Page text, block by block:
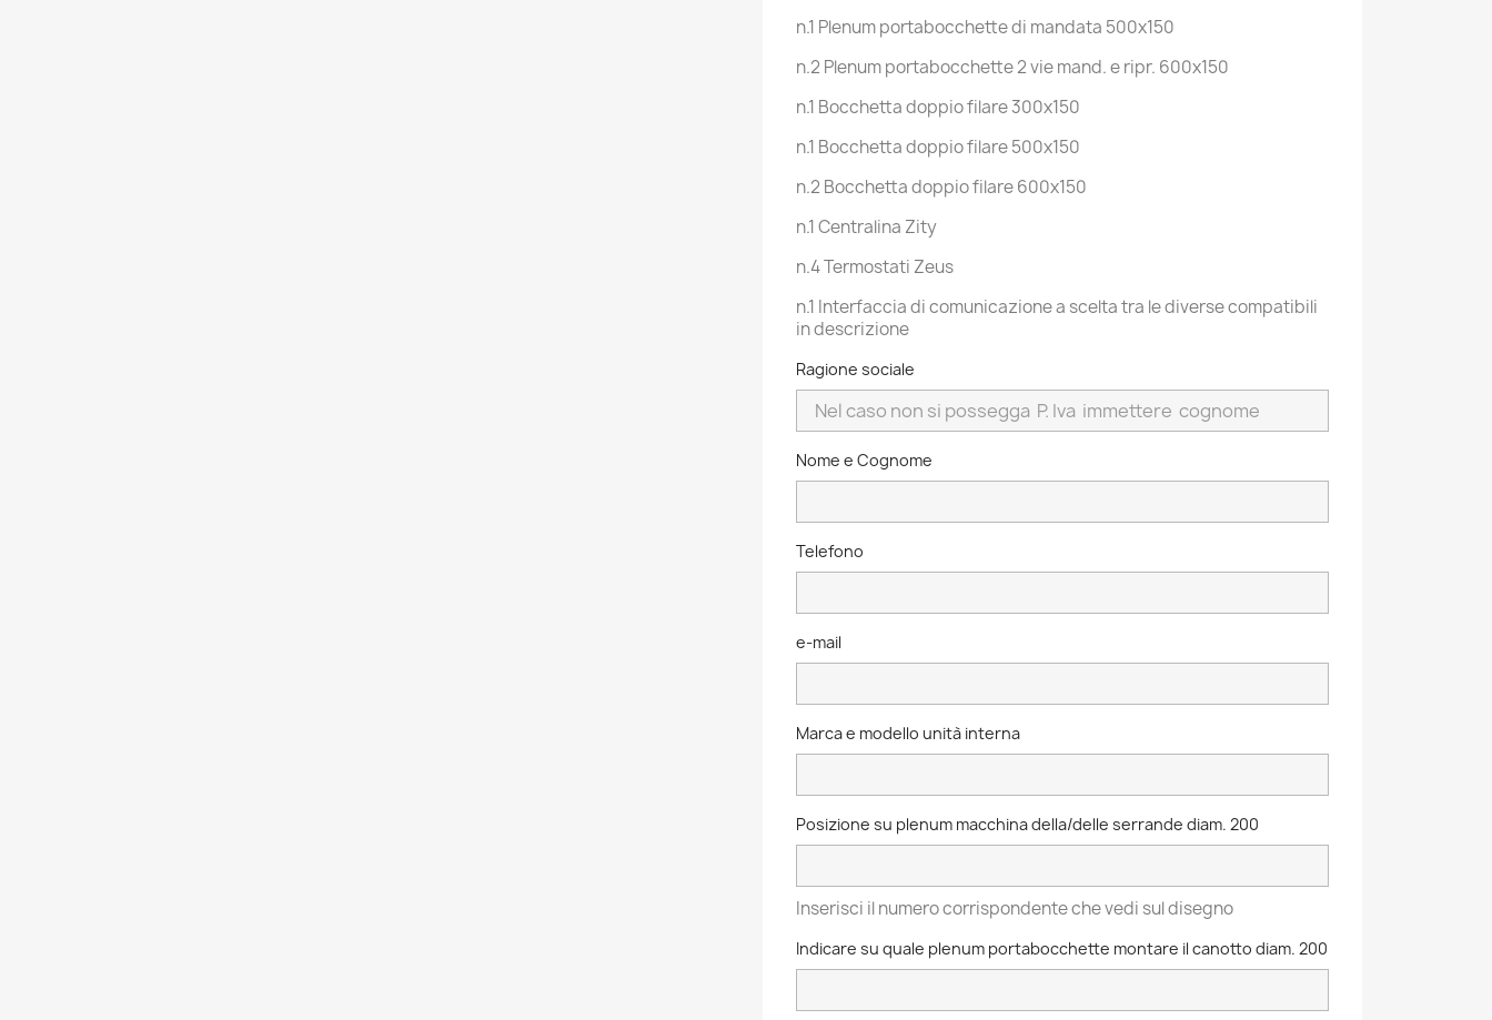
n.1 Plenum portabocchette di mandata 500x150
n.2 Plenum portabocchette 2 vie mand. e ripr. 600x150
n.1 Bocchetta doppio filare 300x150
n.1 Bocchetta doppio filare 500x150
n.2 Bocchetta doppio filare 600x150
n.1 Centralina Zity
n.4 Termostati Zeus
n.1 Interfaccia di comunicazione a scelta tra le diverse compatibili
in descrizione
Ragione sociale
Nome e Cognome
Telefono
e-mail
Marca e modello unità interna
Posizione su plenum macchina della/delle serrande diam. 200
Inserisci il numero corrispondente che vedi sul disegno
Indicare su quale plenum portabocchette montare il canotto diam. 200